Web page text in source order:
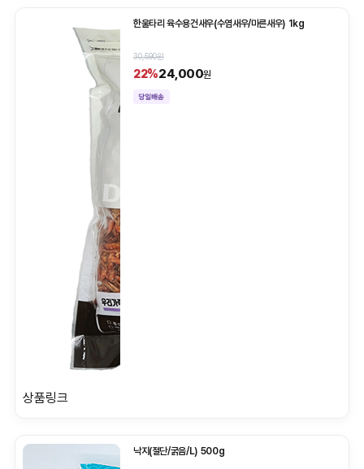
한울타리 육수용건새우(수염새우/마른새우) 1kg
30,590원
22%24,000원
상품링크
낙지(절단/굵음/L) 500g